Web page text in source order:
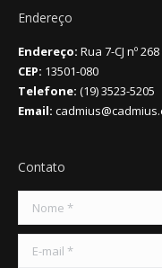
Endereço
Endereço: Rua 7-CJ nº
CEP: 13501-080
Telefone: (19) 3523-5205
Email:
Contato